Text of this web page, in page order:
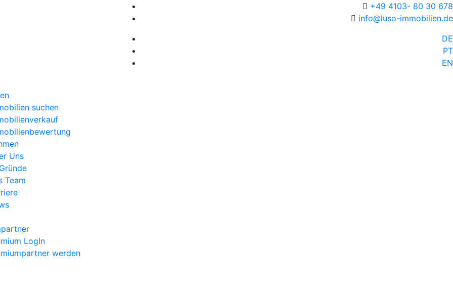
+49 4103- 80 30 678
info@luso-immobilien.de
DE
PT
EN
suchen
Uns
Team
LogIn
werden